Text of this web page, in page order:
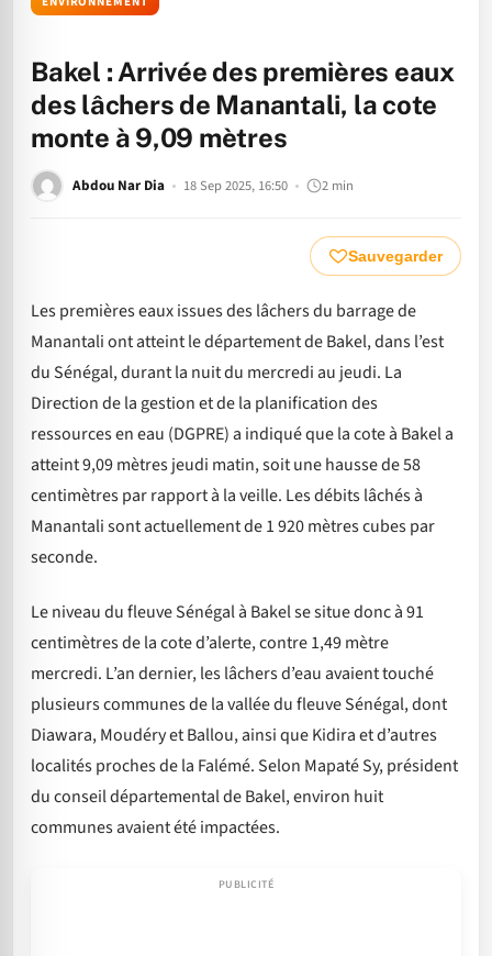
Bakel : Arrivée des premières eaux
des lâchers de Manantali, la cote
monte à 9,09 mètres
Abdou Nar Dia 18 Sep 2025, 16:50 2 min
Sauvegarder
Les premières eaux issues des lâchers du barrage de
Manantali ont atteint le département de Bakel, dans l’est
du Sénégal, durant la nuit du mercredi au jeudi. La
Direction de la gestion et de la planification des
ressources en eau (DGPRE) a indiqué que la cote à Bakel a
atteint 9,09 mètres jeudi matin, soit une hausse de 58
centimètres par rapport à la veille. Les débits lâchés à
Manantali sont actuellement de 1 920 mètres cubes par
seconde.
Le niveau du fleuve Sénégal à Bakel se situe donc à 91
centimètres de la cote d’alerte, contre 1,49 mètre
mercredi. L’an dernier, les lâchers d’eau avaient touché
plusieurs communes de la vallée du fleuve Sénégal, dont
Diawara, Moudéry et Ballou, ainsi que Kidira et d’autres
localités proches de la Falémé. Selon Mapaté Sy, président
du conseil départemental de Bakel, environ huit
communes avaient été impactées.